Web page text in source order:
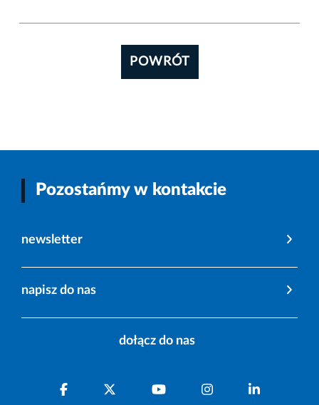
POWRÓT
Pozostańmy w kontakcie
newsletter
napisz do nas
dołącz do nas